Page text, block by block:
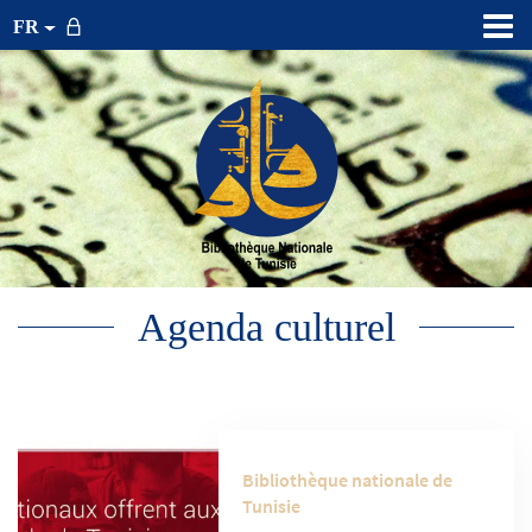
FR
Agenda culturel
Bibliothèque nationale de
Tunisie